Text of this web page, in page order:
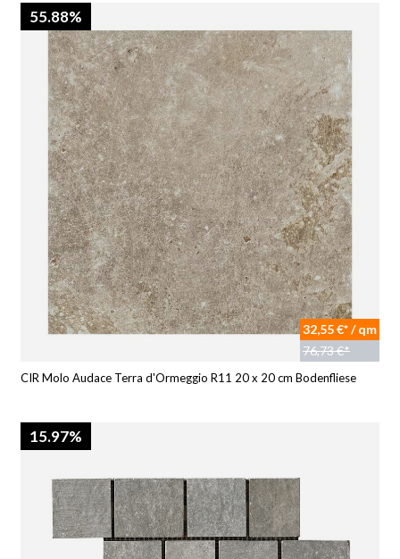
55.88%
32,55 €* / qm
76,73 €*
CIR Molo Audace Terra d'Ormeggio R11 20 x 20 cm Bodenfliese
15.97%